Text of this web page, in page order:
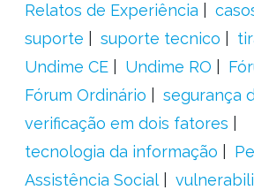
Relatos de Experiência
suporte
suporte tecnico
Undime CE
Undime RO
Fórum Ordinário
segurança
verificação em dois fatores
tecnologia da informação
Assistência Social